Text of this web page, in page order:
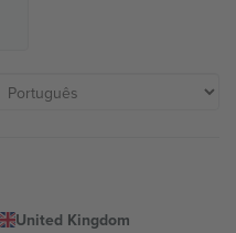
United Kingdom